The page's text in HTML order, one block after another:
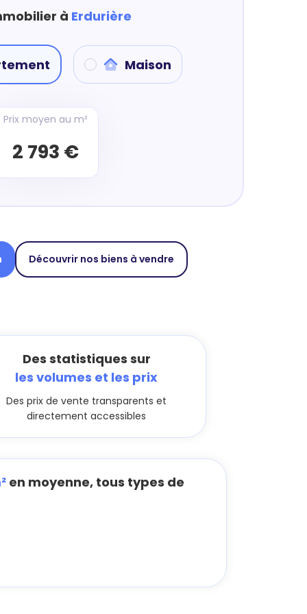
à Erdurière
Maison
Prix moyen au m²
2 793 €
Découvrir nos biens à vendre
Des statistiques sur
les volumes et les prix
Des prix de vente transparents et
directement accessibles
en moyenne, tous types de